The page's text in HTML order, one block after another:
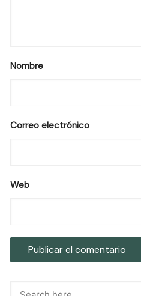
Nombre
Correo electrónico
Web